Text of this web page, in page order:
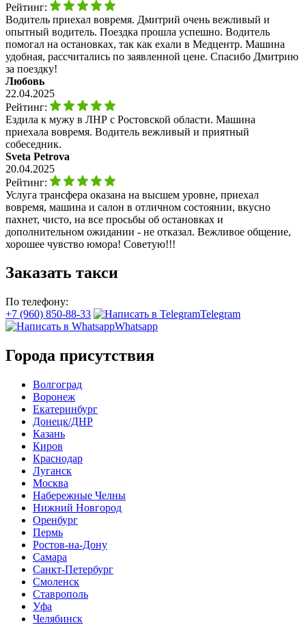
Рейтинг:
Водитель приехал вовремя. Дмитрий очень вежливый и
опытный водитель. Поездка прошла успешно. Водитель
помогал на остановках, так как ехали в Медцентр. Машина
удобная, рассчитались по заявленной цене. Спасибо Дмитрию
за поездку!
Любовь
22.04.2025
Рейтинг:
Ездила к мужу в ЛНР с Ростовской области. Машина
приехала вовремя. Водитель вежливый и приятный
собеседник.
Sveta Petrova
20.04.2025
Рейтинг:
Услуга трансфера оказана на высшем уровне, приехал
вовремя, машина и салон в отличном состоянии, вкусно
пахнет, чисто, на все просьбы об остановках и
дополнительном ожидании - не отказал. Вежливое общение,
хорошее чувство юмора! Советую!!!
Заказать такси
По телефону:
+7 (960) 850-88-33
Telegram
Whatsapp
Города присутствия
Волгоград
Воронеж
Екатеринбург
Донецк/ДНР
Казань
Киров
Краснодар
Луганск
Москва
Набережные Челны
Нижний Новгород
Оренбург
Пермь
Ростов-на-Дону
Самара
Санкт-Петербург
Смоленск
Ставрополь
Уфа
Челябинск